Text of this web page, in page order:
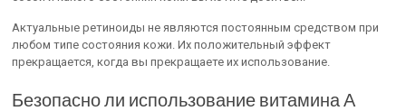
Актуальные ретиноиды не являются постоянным средством при
любом типе состояния кожи. Их положительный эффект
прекращается, когда вы прекращаете их использование.
Безопасно ли использование витамина А